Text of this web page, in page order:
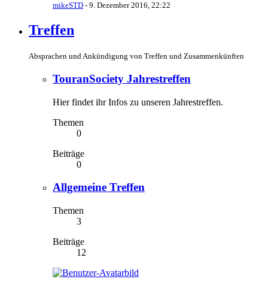
mikeSTD - 9. Dezember 2016, 22:22
Treffen
Absprachen und Ankündigung von Treffen und Zusammenkünften
TouranSociety Jahrestreffen
Hier findet ihr Infos zu unseren Jahrestreffen.
Themen
0
Beiträge
0
Allgemeine Treffen
Themen
3
Beiträge
12